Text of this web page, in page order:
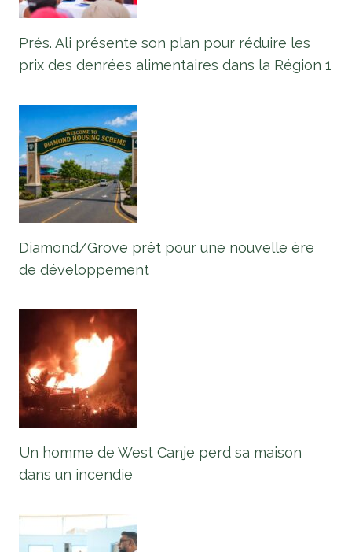
Prés. Ali présente son plan pour réduire les
prix des denrées alimentaires dans la Région 1
Diamond/Grove prêt pour une nouvelle ère
de développement
Un homme de West Canje perd sa maison
dans un incendie